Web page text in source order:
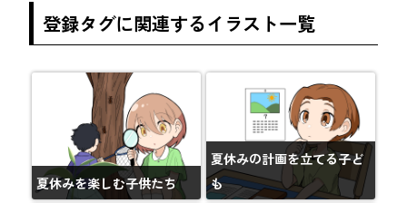
登録タグに関連するイラスト一覧
夏休みを楽しむ子供たち
夏休みの計画を立てる子ど
も